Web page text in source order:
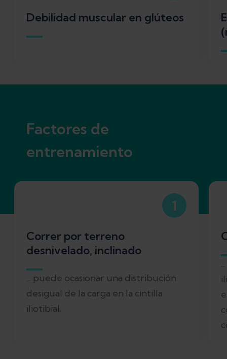
Debilidad muscular en glúteos
Factores de
entrenamiento
1
Correr por terreno
desnivelado, inclinado
... puede ocasionar una distribución
desigual de la carga en la cintilla
iliotibial.